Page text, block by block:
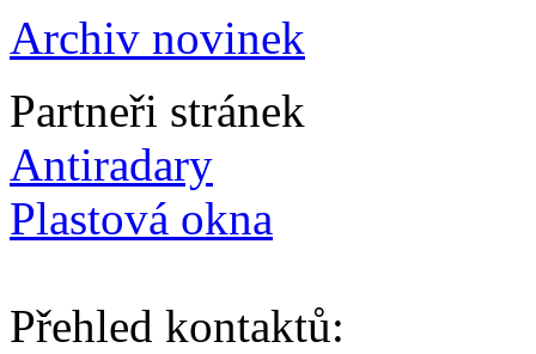
Archiv novinek
Partneři stránek
Antiradary
Plastová okna
Přehled kontaktů: